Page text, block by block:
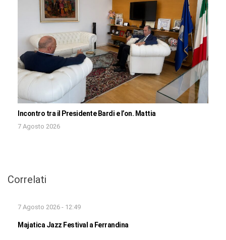
Incontro tra il Presidente Bardi e l’on. Mattia
7 Agosto 2026
Correlati
7 Agosto 2026 - 12:49
Majatica Jazz Festival a Ferrandina